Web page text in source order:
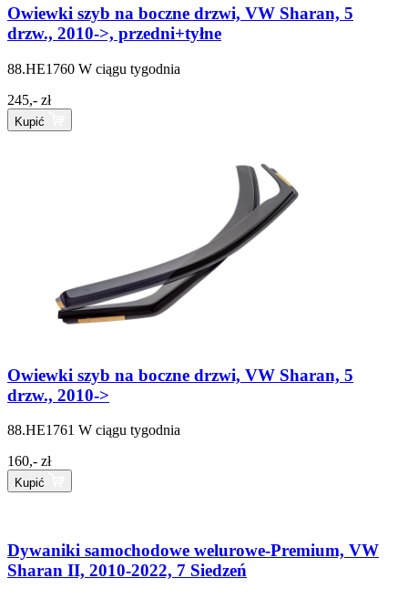
Owiewki szyb na boczne drzwi, VW Sharan, 5
drzw., 2010->, przedni+tyłne
88.HE1760 W ciągu tygodnia
245,- zł
Kupić
Owiewki szyb na boczne drzwi, VW Sharan, 5
drzw., 2010->
88.HE1761 W ciągu tygodnia
160,- zł
Kupić
Dywaniki samochodowe welurowe-Premium, VW
Sharan II, 2010-2022, 7 Siedzeń